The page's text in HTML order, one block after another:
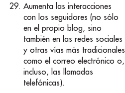
Aumenta las interacciones
con los seguidores (no sólo
en el propio blog, sino
también en las redes sociales
y otras vías más tradicionales
como el correo electrónico o,
incluso, las llamadas
telefónicas).